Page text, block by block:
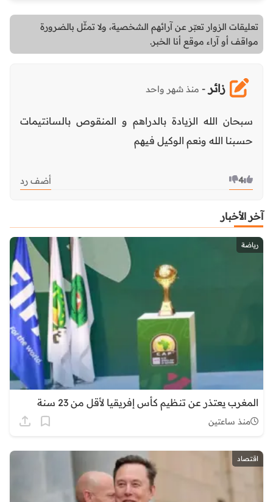
تعليقات الزوار تعبّر عن آرائهم الشخصية، ولا تمثّل بالضرورة
مواقف أو آراء موقع أنا الخبر.
زائر - منذ شهر واحد
سبحان الله الزيادة بالدراهم و المنقوص بالسانتيمات
حسبنا الله ونعم الوكيل فيهم
4 أضف رد
آخر الأخبار
رياضة
المغرب يعتذر عن تنظيم كأس إفريقيا لأقل من 23 سنة
منذ ساعتين
اقتصاد